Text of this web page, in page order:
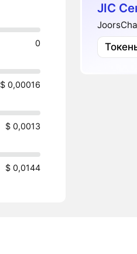
0
$ 0,00016
$ 0,0013
$ 0,0144
JIC